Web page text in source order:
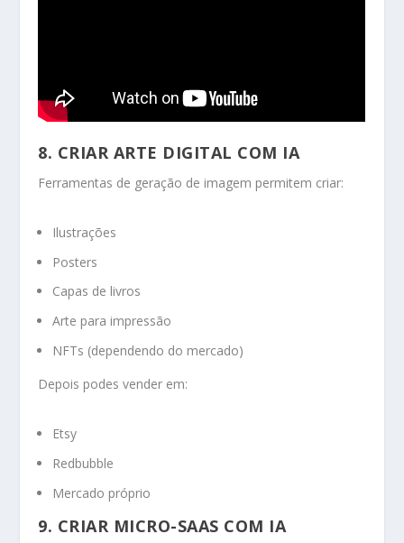
8. CRIAR ARTE DIGITAL COM IA
Ferramentas de geração de imagem permitem criar:
Ilustrações
Posters
Capas de livros
Arte para impressão
NFTs (dependendo do mercado)
Depois podes vender em:
Etsy
Redbubble
Mercado próprio
9. CRIAR MICRO-SAAS COM IA